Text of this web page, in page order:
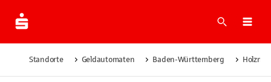
Suche
Standorte Geldautomaten Baden-Württemberg